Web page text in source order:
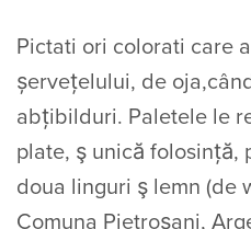
Pictati ori colorati care
șervețelului, de
abțibilduri. Paletele le
plate, ş unică folosință,
doua linguri ş lemn (de
Comuna Pietroșani,